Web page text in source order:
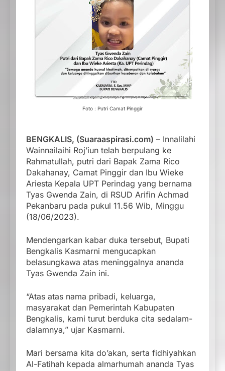
Foto : Putri Camat Pinggir
BENGKALIS, (Suaraaspirasi.com) – Innalilahi
Wainnailaihi Roj’iun telah berpulang ke
Rahmatullah, putri dari Bapak Zama Rico
Dakahanay, Camat Pinggir dan Ibu Wieke
Ariesta Kepala UPT Perindag yang bernama
Tyas Gwenda Zain, di RSUD Arifin Achmad
Pekanbaru pada pukul 11.56 Wib, Minggu
(18/06/2023).
Mendengarkan kabar duka tersebut, Bupati
Bengkalis Kasmarni mengucapkan
belasungkawa atas meninggalnya ananda
Tyas Gwenda Zain ini.
“Atas atas nama pribadi, keluarga,
masyarakat dan Pemerintah Kabupaten
Bengkalis, kami turut berduka cita sedalam-
dalamnya,” ujar Kasmarni.
Mari bersama kita do’akan, serta fidhiyahkan
Al-Fatihah kepada almarhumah ananda Tyas